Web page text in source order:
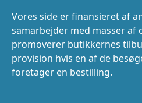
Vores side er finansieret af
samarbejder med masser af
promoverer butikkernes
provision hvis en af de
foretager en bestilling.